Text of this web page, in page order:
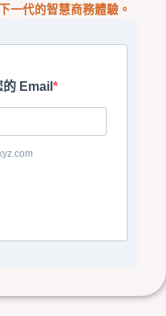
一代的智慧商務體驗。
Email